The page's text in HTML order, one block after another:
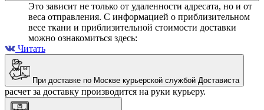
Это зависит не только от удаленности адресата, но и от
веса отправления. С информацией о приблизительном
весе ткани и приблизительной стоимости доставки
можно ознакомиться здесь:
Читать
При доставке по Москве курьерской службой Достависта
расчет за доставку производится на руки курьеру.